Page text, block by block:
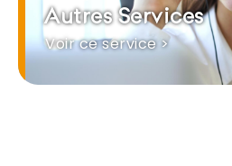
Autres Services
Voir ce service >